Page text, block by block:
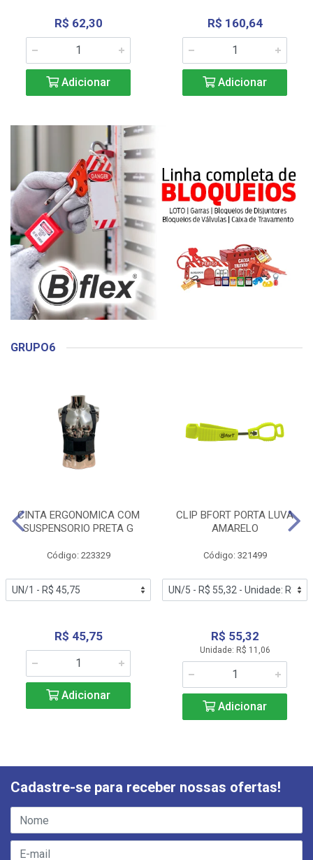
R$ 62,30
Adicionar
R$ 160,64
Adicionar
GRUPO6
CINTA ERGONOMICA COM
SUSPENSORIO PRETA G
Código: 223329
R$ 45,75
Adicionar
CLIP BFORT PORTA LUVA
AMARELO
Código: 321499
R$ 55,32
Unidade: R$ 11,06
Adicionar
Cadastre-se para receber nossas ofertas!